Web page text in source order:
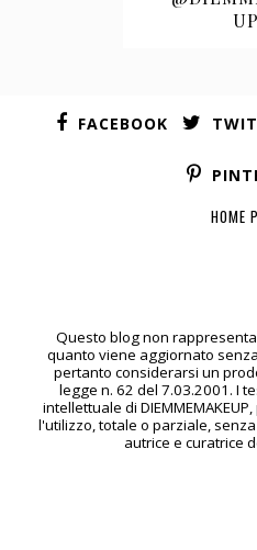
UP
FACEBOOK
HOME
Questo blog non
quanto viene aggiornato
pertanto considerarsi un
legge n. 62 del 7.03.2001. I
intellettuale di
l'utilizzo, totale o parziale,
autrice e curatrice